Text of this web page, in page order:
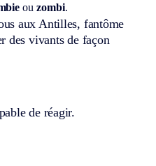
ou zombi.
aux Antilles, fantôme
des vivants de façon
de réagir.